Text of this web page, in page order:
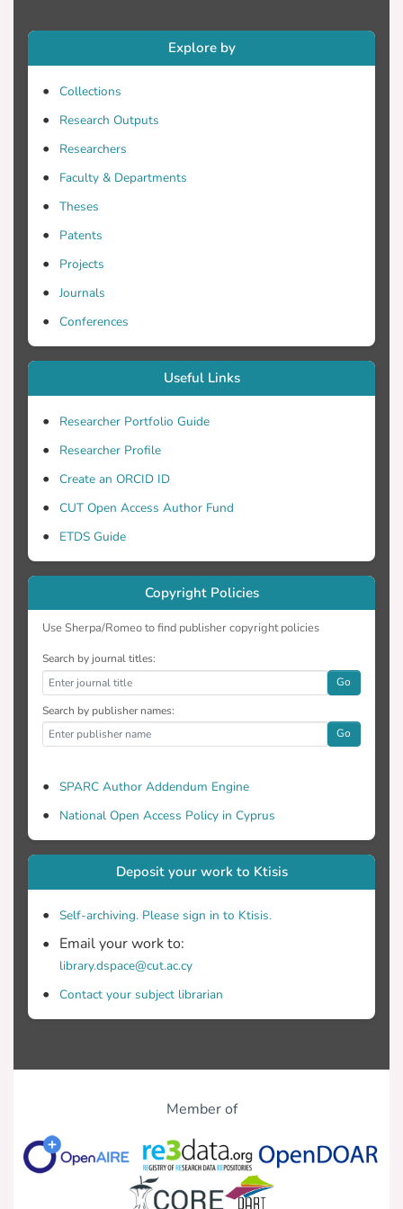
Explore by
Collections
Research Outputs
Researchers
Faculty & Departments
Theses
Patents
Projects
Journals
Conferences
Useful Links
Researcher Portfolio Guide
Researcher Profile
Create an ORCID ID
CUT Open Access Author Fund
ETDS Guide
Copyright Policies
Use Sherpa/Romeo to find publisher copyright policies
Search by journal titles:
Go
Search by publisher names:
Go
SPARC Author Addendum Engine
National Open Access Policy in Cyprus
Deposit your work to Ktisis
Self-archiving. Please sign in to Ktisis.
Email your work to:
library.dspace@cut.ac.cy
Contact your subject librarian
Member of